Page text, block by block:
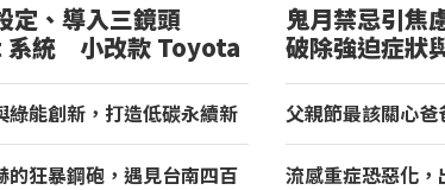
定、導入三鏡頭
系統 小改款 Toyota
登場
綠能創新，打造低碳永續新
的狂暴鋼砲，遇見台南四百
鬼月禁忌引焦
破除強迫症狀
父親節最該關心
流感重症恐惡化